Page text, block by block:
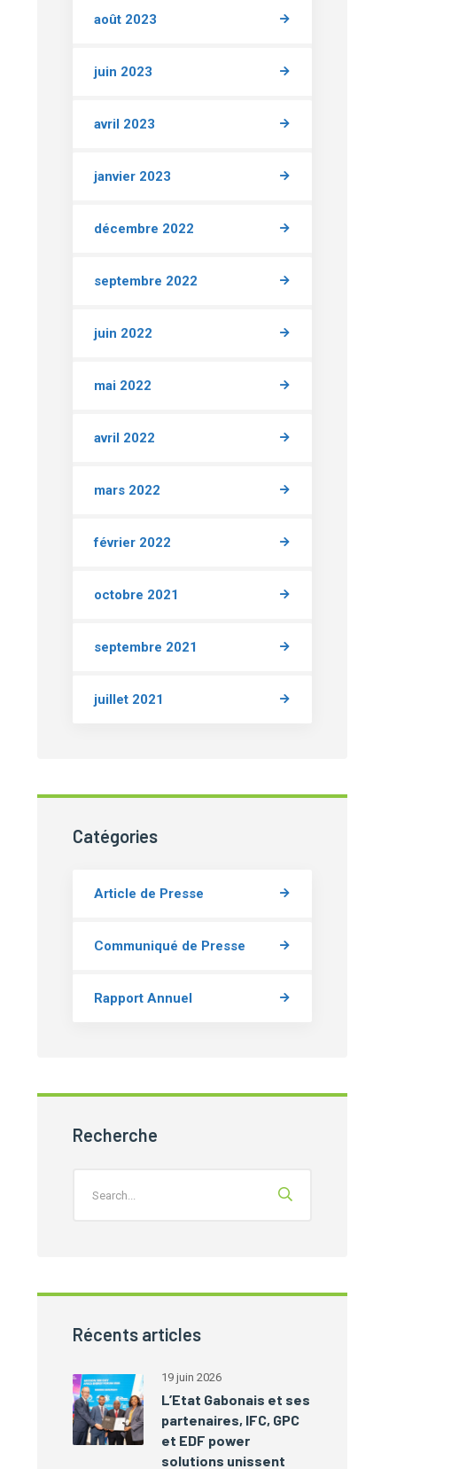
août 2023
juin 2023
avril 2023
janvier 2023
décembre 2022
septembre 2022
juin 2022
mai 2022
avril 2022
mars 2022
février 2022
octobre 2021
septembre 2021
juillet 2021
Catégories
Article de Presse
Communiqué de Presse
Rapport Annuel
Recherche
Récents articles
19 juin 2026
L’Etat Gabonais et ses
partenaires, IFC, GPC
et EDF power
solutions unissent